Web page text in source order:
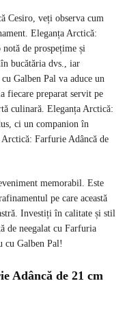
Cesiro, veți observa cum
Eleganța Arctică:
de prospețime și
bucătăria dvs., iar
Galben Pal va aduce un
fiecare preparat servit pe
culinară. Eleganța Arctică:
ci un companion în
Farfurie Adâncă de
memorabil. Este
pe care această
Investiți în calitate și stil
de neegalat cu Farfuria
cu Galben Pal!
Adâncă de 21 cm